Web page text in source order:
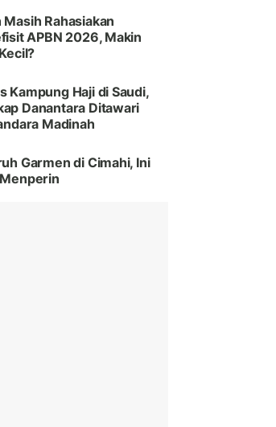
Rahasiakan
APBN 2026, Makin
Kampung Haji di Saudi,
Danantara Ditawari
Madinah
Garmen di Cimahi, Ini